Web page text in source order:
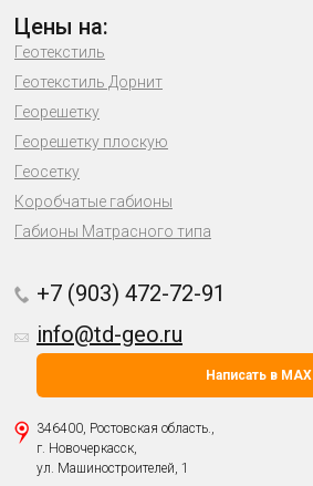
Цены на:
Геотекстиль
Геотекстиль Дорнит
Георешетку
Георешетку плоскую
Геосетку
Коробчатые габионы
Габионы Матрасного типа
+7 (903) 472-72-91
info@td-geo.ru
Написать в MAX
346400, Ростовская область.,
г. Новочеркасск,
ул. Машиностроителей, 1